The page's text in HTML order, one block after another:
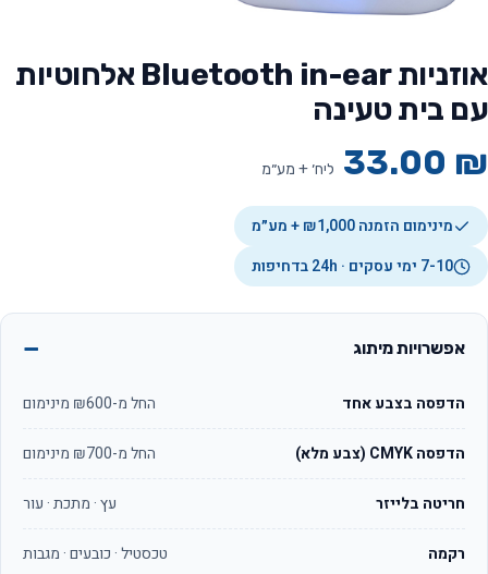
אוזניות Bluetooth in-ear אלחוטיות
עם בית טעינה
33.00 ₪ ליח׳ + מע״מ
מינימום הזמנה ₪1,000 + מע״מ
7-10 ימי עסקים · 24h בדחיפות
אפשרויות מיתוג
הדפסה בצבע אחד החל מ-₪600 מינימום
הדפסה CMYK (צבע מלא) החל מ-₪700 מינימום
חריטה בלייזר עץ · מתכת · עור
רקמה טכסטיל · כובעים · מגבות